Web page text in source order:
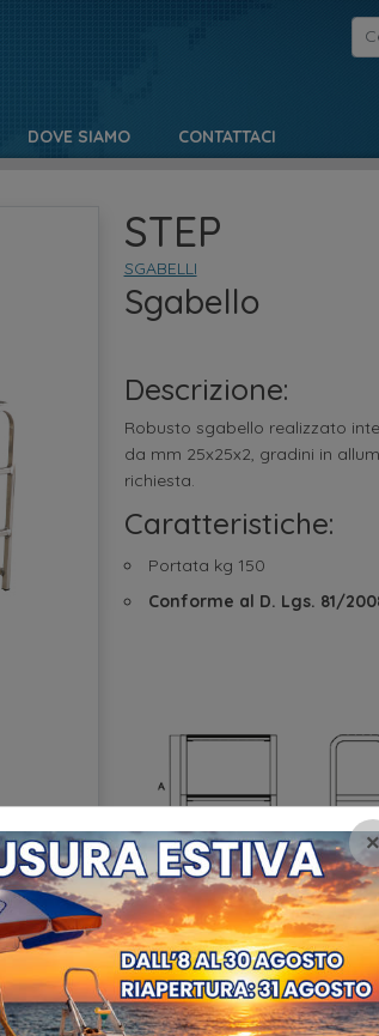
DOVE SIAMO CONTATTACI
STEP
SGABELLI
Sgabello
Descrizione:
Robusto sgabello realizzato
da mm 25x25x2, gradini in
richiesta.
Caratteristiche:
Portata kg 150
Conforme al D. Lgs. 81/
×